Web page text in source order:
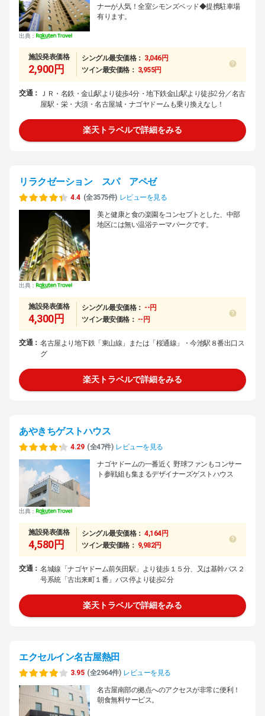
出典：
ナーが人気！全室シモンズベッド◆提携駐車場
有ります。
施設発表価格
2,900円
シングル最安価格： 3,046円
ツイン最安価格： 3,955円
交通：
ＪＲ・名鉄・金山駅より徒歩4分・地下鉄金山駅より徒歩2分／名古
屋駅・栄・大須・名古屋城・ナゴヤドームも乗り換えなし！
楽天トラベルで詳細をみる
リラクゼーション スパ アペゼ
4.4 (全3575件) レビューを見る
出典：
美と健康と食の楽園をコンセプトとした、中部
地区には無い温浴テーマパークです。
施設発表価格
4,300円
シングル最安価格： --円
ツイン最安価格： --円
交通： 名古屋より地下鉄「東山線」または「桜通線」・今池駅８番出口ス
グ
楽天トラベルで詳細をみる
あやきちゲストハウス
4.29 (全47件) レビューを見る
出典：
ナゴヤドームの一番近く 野球ファンもコンサー
ト参戦組も集まるデザイナーズゲストハウス
施設発表価格
4,580円
シングル最安価格： 4,164円
ツイン最安価格： 9,982円
交通： 名城線「ナゴヤドーム前矢田駅」より徒歩１５分、又は基幹バス２
号系統「古出来町１番」バス停より徒歩2分
楽天トラベルで詳細をみる
エクセルイン名古屋熱田
3.95 (全2964件) レビューを見る
名古屋南部の拠点へのアクセスが非常に便利！
朝食無料サービス。